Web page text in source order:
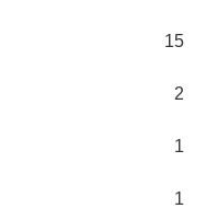
15
2
1
1